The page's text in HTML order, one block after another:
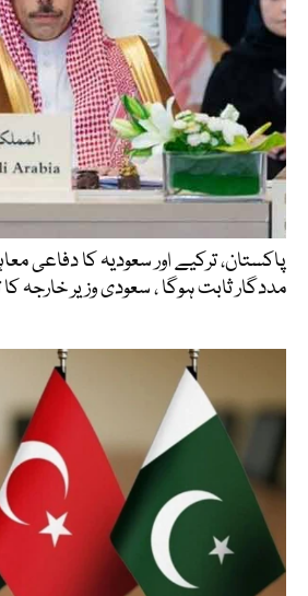
پاکستان، ترکیے اور سعودیہ کا دفاعی
مددگار ثابت ہوگا ، سعودی وزیر خارجہ کا